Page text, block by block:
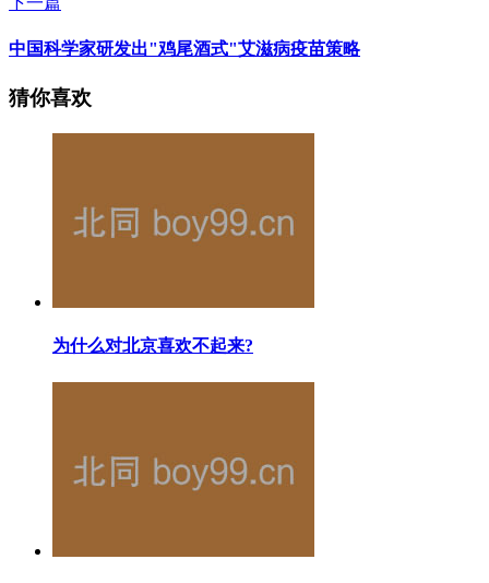
中国科学家研发出"鸡尾酒式"艾滋病疫苗策略
猜你喜欢
为什么对北京喜欢不起来?